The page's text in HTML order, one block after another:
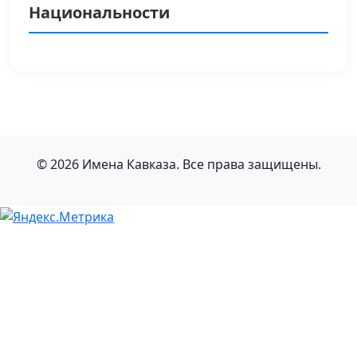
Национальности
© 2026 Имена Кавказа. Все права защищены.